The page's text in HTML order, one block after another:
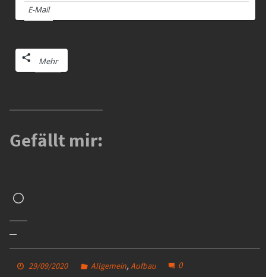
E-Mail
Mehr
Gefällt mir:
geladen …
29/09/2020 Allgemein, Aufbau 0